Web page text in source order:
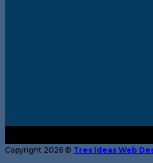
Copyright 2026 © Tres Ideas Web